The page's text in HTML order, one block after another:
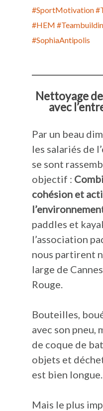
#SportMotivation
#HEM
#SophiaAntipolis
Nettoyage
avec
Par un beau
les salariés de
se sont
objectif :
cohésion et
paddles et
l’association
nous partirent
large de
Rouge.
Bouteilles,
avec son pneu,
de coque de
objets et
est bien longue.
Mais le plus